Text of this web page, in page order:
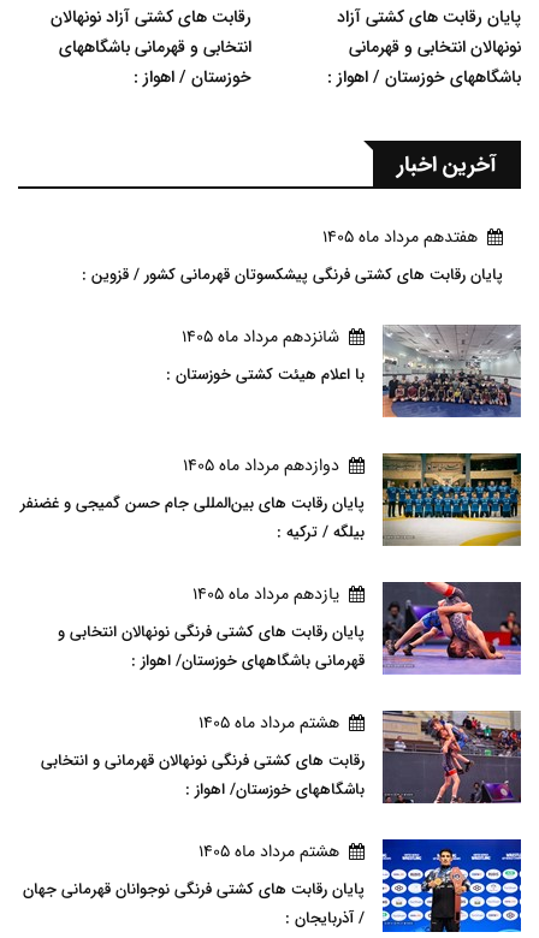
پایان رقابت های کشتی آزاد
نونهالان انتخابی و قهرمانی
باشگاههای خوزستان / اهواز :
رقابت های کشتی آزاد نونهالان
انتخابی و قهرمانی باشگاههای
خوزستان / اهواز :
آخرین اخبار
هفتدهم مرداد ماه 1405
پایان رقابت های کشتی فرنگی پیشکسوتان قهرمانی کشور / قزوین :
شانزدهم مرداد ماه 1405
با اعلام هیئت کشتی خوزستان :
دوازدهم مرداد ماه 1405
پایان رقابت های بین‌المللی جام حسن گمیجی و غضنفر
بیلگه / ترکیه :
يازدهم مرداد ماه 1405
پایان رقابت های کشتی فرنگی نونهالان انتخابی و
قهرمانی باشگاههای خوزستان/ اهواز :
هشتم مرداد ماه 1405
رقابت های کشتی فرنگی نونهالان قهرمانی و انتخابی
باشگاههای خوزستان/ اهواز :
هشتم مرداد ماه 1405
پایان رقابت های کشتی فرنگی نوجوانان قهرمانی جهان
/ آذربایجان :